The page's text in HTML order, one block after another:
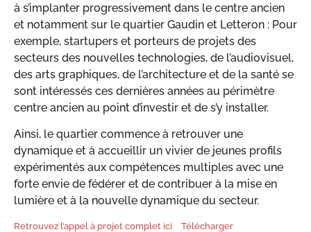
à s’implanter progressivement dans le centre ancien
et notamment sur le quartier Gaudin et Letteron : Pour
exemple, startupers et porteurs de projets des
secteurs des nouvelles technologies, de l’audiovisuel,
des arts graphiques, de l’architecture et de la santé se
sont intéressés ces dernières années au périmètre
centre ancien au point d’investir et de s’y installer.
Ainsi, le quartier commence à retrouver une
dynamique et à accueillir un vivier de jeunes profils
expérimentés aux compétences multiples avec une
forte envie de fédérer et de contribuer à la mise en
lumière et à la nouvelle dynamique du secteur.
Retrouvez l’appel à projet complet ici Télécharger